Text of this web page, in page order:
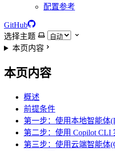
配置参考
GitHub
选择主题
本页内容
本页内容
概述
前提条件
第一步：使用本地智能体
第二步：使用 Copilot CLI
第三步：使用云端智能体